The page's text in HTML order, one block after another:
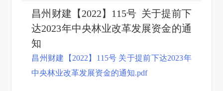
昌州财建【2022】115号 关于提前下
达2023年中央林业改革发展资金的通
知
昌州财建【2022】115号 关于提前下达2023年
中央林业改革发展资金的通知.pdf